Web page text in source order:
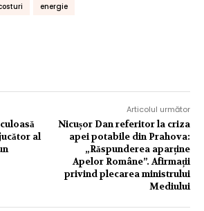
energie
al
Articolul următor
Nicușor Dan referitor la criza
apei potabile din Prahova:
„Răspunderea aparține
Apelor Române”. Afirmații
privind plecarea ministrului
Mediului